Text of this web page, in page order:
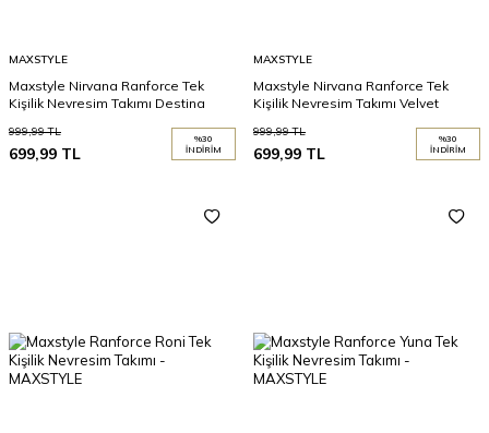
MAXSTYLE
Maxstyle Nirvana Ranforce Tek
Kişilik Nevresim Takımı Destina
999,99TL
699,99 TL
%30
İNDIRIM
MAXSTYLE
Maxstyle Nirvana Ranforce Tek
Kişilik Nevresim Takımı Velvet
999,99TL
699,99 TL
%30
İNDIRIM